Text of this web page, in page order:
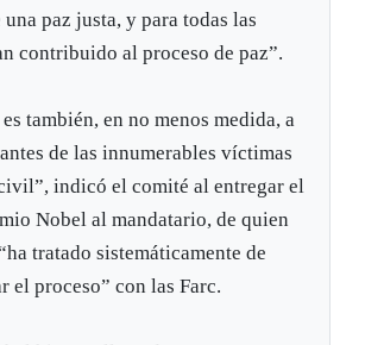
una paz justa, y para todas las
contribuido al proceso de paz”.
también, en no menos medida, a
de las innumerables víctimas
indicó el comité al entregar el
Nobel al mandatario, de quien
tratado sistemáticamente de
el proceso” con las Farc.